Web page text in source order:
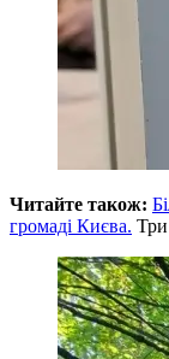
Читайте також:
громаді Києва. Три